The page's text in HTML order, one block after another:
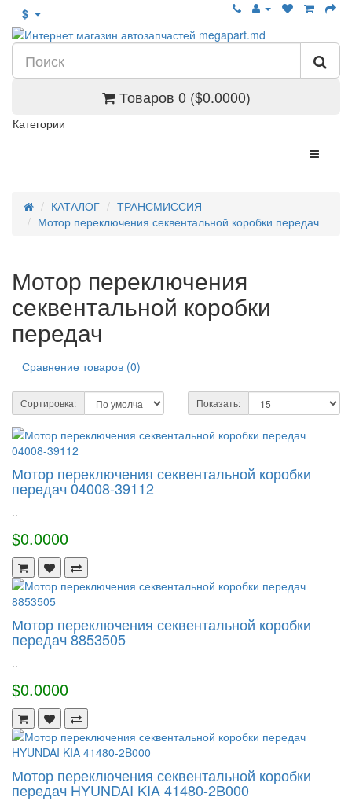
$
Товаров 0 ($0.0000)
Категории
КАТАЛОГ
ТРАНСМИССИЯ
Мотор переключения секвентальной коробки передач
Мотор переключения
секвентальной коробки
передач
Сравнение товаров (0)
Сортировка: Показать:
Мотор переключения секвентальной коробки
передач 04008-39112
..
$0.0000
Мотор переключения секвентальной коробки
передач 8853505
..
$0.0000
Мотор переключения секвентальной коробки
передач HYUNDAI KIA 41480-2B000